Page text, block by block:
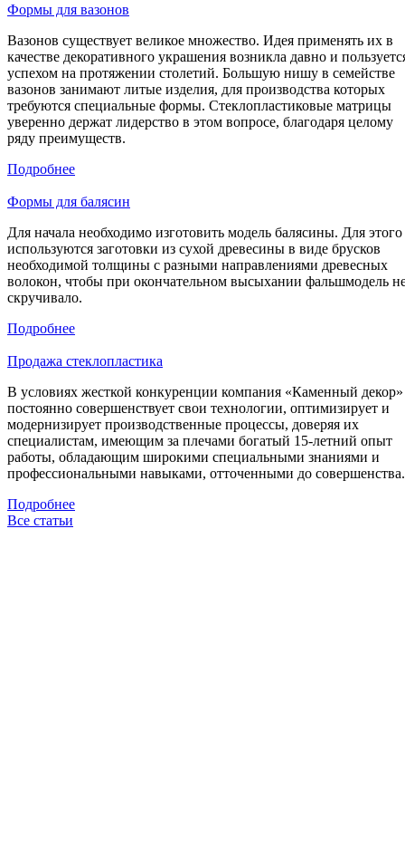
Формы для вазонов
Вазонов существует великое множество. Идея применять их в
качестве декоративного украшения возникла давно и
успехом на протяжении столетий. Большую нишу в семействе
вазонов занимают литые изделия, для производства которых
требуются специальные формы. Стеклопластиковые матрицы
уверенно держат лидерство в этом вопросе, благодаря целому
ряду преимуществ.
Подробнее
Формы для балясин
Для начала необходимо изготовить модель балясины. Для этого
используются заготовки из сухой древесины в виде брусков
необходимой толщины с разными направлениями древесных
волокон, чтобы при окончательном высыхании фальшмодель
скручивало.
Подробнее
Продажа стеклопластика
В условиях жесткой конкуренции компания «Каменный декор»
постоянно совершенствует свои технологии, оптимизирует и
модернизирует производственные процессы, доверяя их
специалистам, имеющим за плечами богатый 15-летний опыт
работы, обладающим широкими специальными знаниями и
профессиональными навыками, отточенными до совершенства.
Подробнее
Все статьи